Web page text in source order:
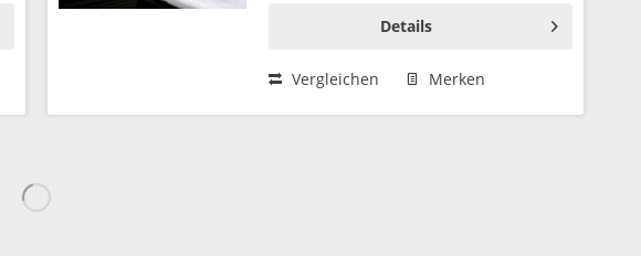
Details
Vergleichen Merken